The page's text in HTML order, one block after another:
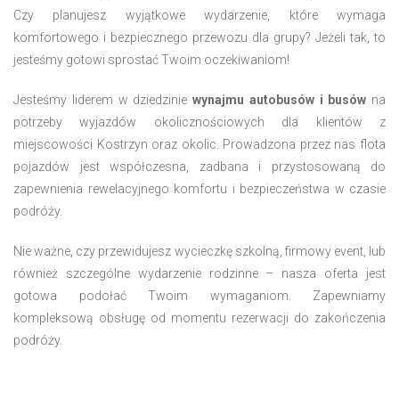
Czy planujesz wyjątkowe wydarzenie, które wymaga
komfortowego i bezpiecznego przewozu dla grupy? Jeżeli tak, to
jesteśmy gotowi sprostać Twoim oczekiwaniom!
Jesteśmy liderem w dziedzinie wynajmu autobusów i busów na
potrzeby wyjazdów okolicznościowych dla klientów z
miejscowości Kostrzyn oraz okolic. Prowadzona przez nas flota
pojazdów jest współczesna, zadbana i przystosowaną do
zapewnienia rewelacyjnego komfortu i bezpieczeństwa w czasie
podróży.
Nie ważne, czy przewidujesz wycieczkę szkolną, firmowy event, lub
również szczególne wydarzenie rodzinne – nasza oferta jest
gotowa podołać Twoim wymaganiom. Zapewniamy
kompleksową obsługę od momentu rezerwacji do zakończenia
podróży.